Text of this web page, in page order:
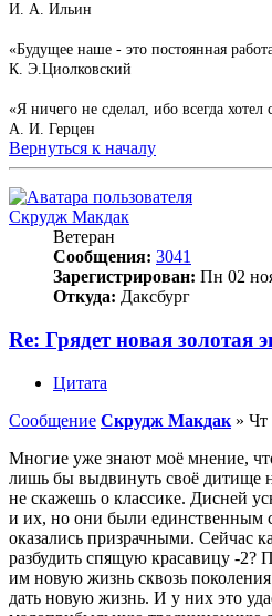
И. А. Ильин
«Будущее наше - это постоянная
К. Э.Циолковский
«Я ничего не сделал, ибо всегда
А. И. Герцен
Вернуться к началу
Скрудж Макдак
Ветеран
Сообщения: 3041
Зарегистрирован: Пн 02
Откуда: Даксбург
Re: Грядет новая золотая
Цитата
Сообщение Скрудж Макдак » Чт
Многие уже знают моё мнение,
лишь бы выдвинуть своё дитище
не скажешь о классике. Дисней
и их, но они были единственным
оказались призрачными. Сейчас
разбудить спящую красавицу -2?
им новую жизнь сквозь
дать новую жизнь. И у них это